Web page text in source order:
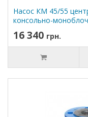
Насос КМ 45/55
консольно-
16 340 грн.